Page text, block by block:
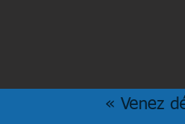
« Venez